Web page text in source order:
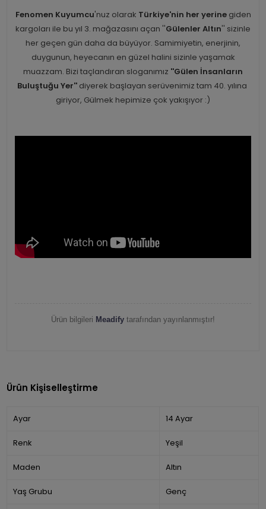
Fenomen Kuyumcu'nuz olarak Türkiye'nin her yerinegiden
kargoları ile bu yıl 3. mağazasını açan ''Gülenler Altın'' sizinle
her geçen gün daha da büyüyor. Samimiyetin, enerjinin,
duygunun, heyecanın en güzel halini sizinle yaşamak
muazzam. Bizi taçlandıran sloganımız ''Gülen İnsanların
Buluştuğu Yer'' diyerek başlayan serüvenimiz tam 40. yılına
giriyor, Gülmek hepimize çok yakışıyor :)
Ürün bilgileri Meadify tarafından yayınlanmıştır!
Ürün Kişiselleştirme
Ayar 14 Ayar
Renk Yeşil
Maden Altın
Yaş Grubu Genç